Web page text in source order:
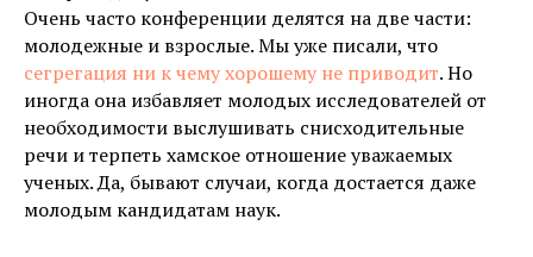
Очень часто конференции делятся на две части:
молодежные и взрослые. Мы уже писали, что
сегрегация ни к чему хорошему не приводит. Но
иногда она избавляет молодых исследователей от
необходимости выслушивать снисходительные
речи и терпеть хамское отношение уважаемых
ученых. Да, бывают случаи, когда достается даже
молодым кандидатам наук.